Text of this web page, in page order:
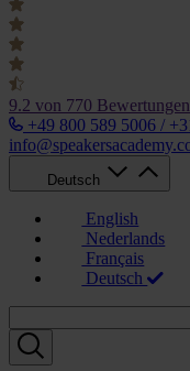
9.2 von 770 Bewertungen
+49 800 589 5006 /
Deutsch
English
Nederlands
Français
Deutsch